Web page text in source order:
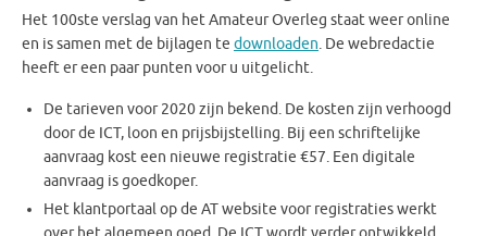
Het 100ste verslag van het Amateur Overleg staat weer online
en is samen met de bijlagen te downloaden. De webredactie
heeft er een paar punten voor u uitgelicht.
De tarieven voor 2020 zijn bekend. De kosten zijn verhoogd
door de ICT, loon en prijsbijstelling. Bij een schriftelijke
aanvraag kost een nieuwe registratie €57. Een digitale
aanvraag is goedkoper.
Het klantportaal op de AT website voor registraties werkt